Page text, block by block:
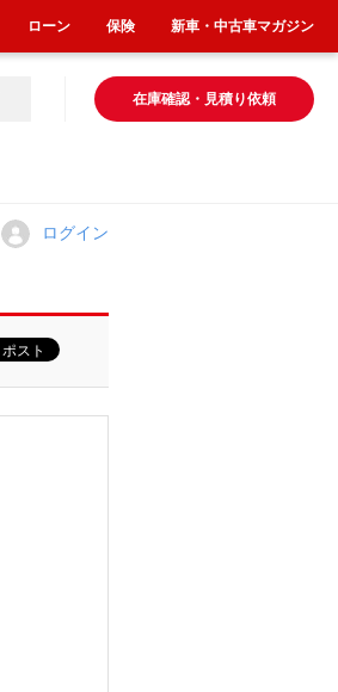
在庫確認・見積り依頼
ログイン
ローン 保険 新車・中古車マガジン